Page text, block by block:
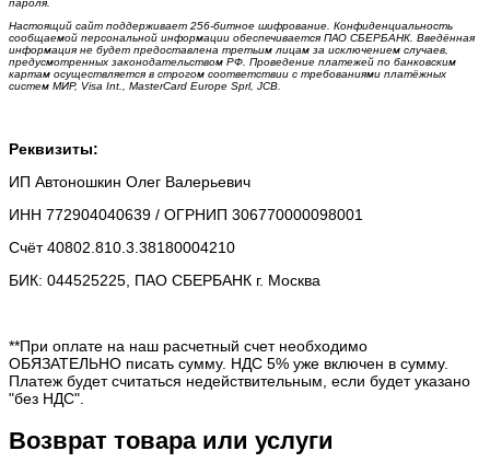
пароля.
Настоящий сайт поддерживает 256-битное шифрование. Конфиденциальность
сообщаемой персональной информации обеспечивается ПАО СБЕРБАНК. Введённая
информация не будет предоставлена третьим лицам за исключением случаев,
предусмотренных законодательством РФ. Проведение платежей по банковским
картам осуществляется в строгом соответствии с требованиями платёжных
систем МИР, Visa Int., MasterCard Europe Sprl, JCB.
Реквизиты:
ИП Автоношкин Олег Валерьевич
ИНН 772904040639 / ОГРНИП 306770000098001
Счёт 40802.810.3.38180004210
БИК: 044525225, ПАО СБЕРБАНК г. Москва
**При оплате на наш расчетный счет необходимо
ОБЯЗАТЕЛЬНО писать сумму. НДС 5% уже включен в сумму.
Платеж будет считаться недействительным, если будет указано
"без НДС".
Возврат товара или услуги